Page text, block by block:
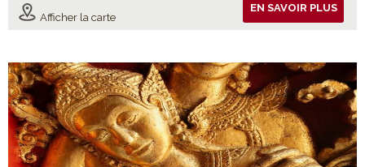
Afficher la carte
EN SAVOIR PLUS